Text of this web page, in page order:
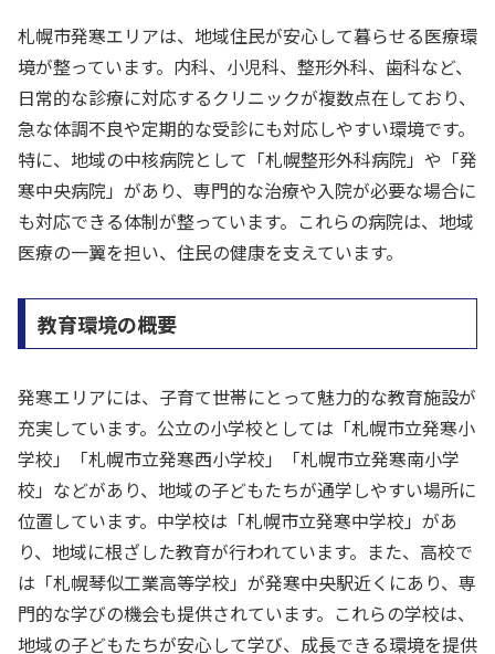
札幌市発寒エリアは、地域住民が安心して暮らせる医療環
境が整っています。内科、小児科、整形外科、歯科など、
日常的な診療に対応するクリニックが複数点在しており、
急な体調不良や定期的な受診にも対応しやすい環境です。
特に、地域の中核病院として「札幌整形外科病院」や「発
寒中央病院」があり、専門的な治療や入院が必要な場合に
も対応できる体制が整っています。これらの病院は、地域
医療の一翼を担い、住民の健康を支えています。
教育環境の概要
発寒エリアには、子育て世帯にとって魅力的な教育施設が
充実しています。公立の小学校としては「札幌市立発寒小
学校」「札幌市立発寒西小学校」「札幌市立発寒南小学
校」などがあり、地域の子どもたちが通学しやすい場所に
位置しています。中学校は「札幌市立発寒中学校」があ
り、地域に根ざした教育が行われています。また、高校で
は「札幌琴似工業高等学校」が発寒中央駅近くにあり、専
門的な学びの機会も提供されています。これらの学校は、
地域の子どもたちが安心して学び、成長できる環境を提供